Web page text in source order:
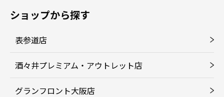
ショップから探す
表参道店
酒々井プレミアム・アウトレット店
グランフロント大阪店